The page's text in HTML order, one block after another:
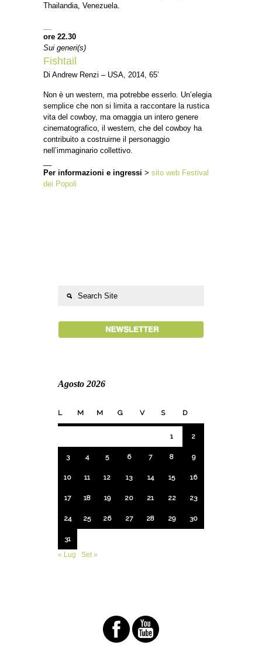
Thailandia, Venezuela.
ore 22.30
Sui generi(s)
Fishtail
Di Andrew Renzi – USA, 2014, 65’
Non è un western, ma potrebbe esserlo. Un’elegia
semplice che non si limita a raccontare la rustica
vita del cowboy, ma omaggia un intero genere
cinematografico, il western, che del cowboy ha
contribuito a costruirne il personaggio
nell’immaginario collettivo.
Per informazioni e ingressi > sito web Festival
dei Popoli
Agosto 2026
L M M G V S D
1 2
3 4 5 6 7 8 9
10 11 12 13 14 15 16
17 18 19 20 21 22 23
24 25 26 27 28 29 30
31
« Lug
Set »